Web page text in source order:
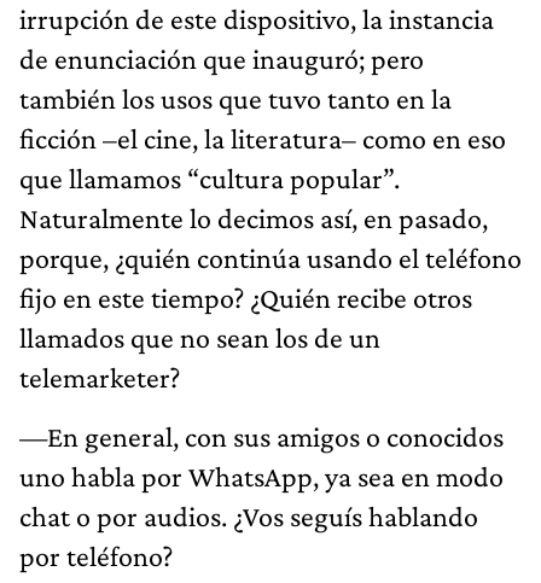
irrupción de este dispositivo, la instancia
de enunciación que inauguró; pero
también los usos que tuvo tanto en la
ficción –el cine, la literatura– como en eso
que llamamos “cultura popular”.
Naturalmente lo decimos así, en pasado,
porque, ¿quién continúa usando el teléfono
fijo en este tiempo? ¿Quién recibe otros
llamados que no sean los de un
telemarketer?
—En general, con sus amigos o conocidos
uno habla por WhatsApp, ya sea en modo
chat o por audios. ¿Vos seguís hablando
por teléfono?